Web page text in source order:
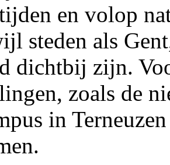
en volop
steden als
dichtbij zijn.
zoals de
in